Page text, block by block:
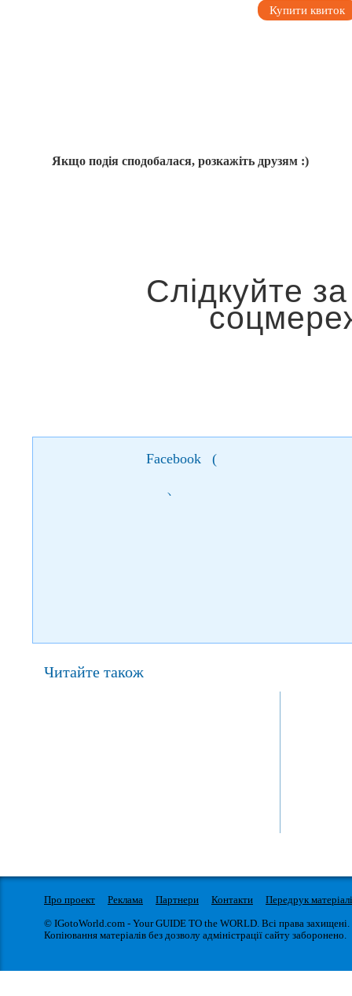
Купити квиток
Якщо подія сподобалася, розкажіть друзям :)
Facebook (
)
Читайте також
Про проект Реклама Партнери Контакти
Передрук
© IGotoWorld.com - Your GUIDE TO the WORLD. Всі права захищені.
Копіювання матеріалів без дозволу адміністрації сайту заборонено.